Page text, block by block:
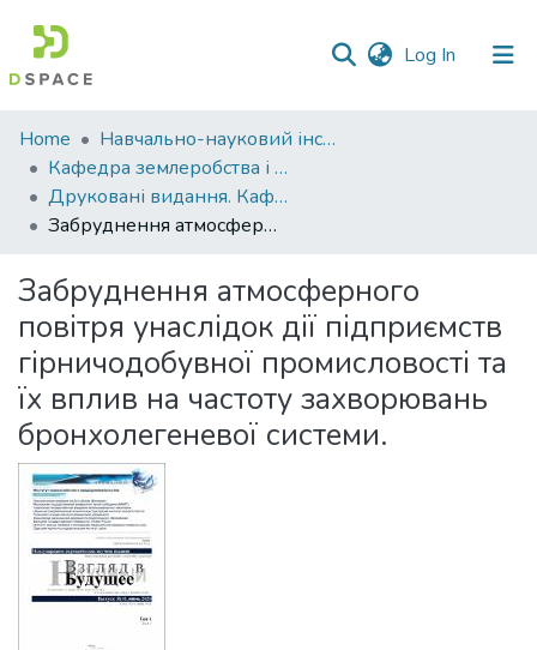
Log In (current)
Communities
&
Collections
All of DSpace
Statistics
Home
Навчально-науковий інститут агротехнологій, селекції та екології
Кафедра землеробства і агрохімії ім. В.І.Сазанова
Друковані видання. Кафедра землеробства і агрохімії ім. В.І.Сазанова
Забруднення атмосферного повітря унаслідок дії підприємств гірничодобувної промисловості та їх вплив на частоту захворювань бронхолегеневої системи.
Забруднення атмосферного
повітря унаслідок дії підприємств
гірничодобувної промисловості та
їх вплив на частоту захворювань
бронхолегеневої системи.